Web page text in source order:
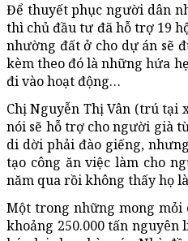
Để thuyết phục người dân
thì chủ đầu tư đã hỗ trợ 19
nhường đất ở cho dự án sẽ
kèm theo đó là những hứa
đi vào hoạt động…
Chị Nguyễn Thị Vân (trú tại
nói sẽ hỗ trợ cho người già
di dời phải đào giếng,
tạo công ăn việc làm cho
năm qua rồi không thấy họ
Một trong những mong mỏi
khoảng 250.000 tấn nguyên